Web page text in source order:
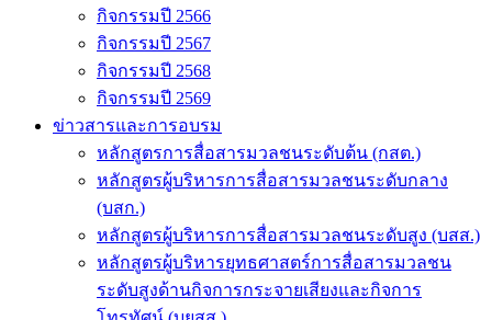
กิจกรรมปี 2566
กิจกรรมปี 2567
กิจกรรมปี 2568
กิจกรรมปี 2569
ข่าวสารและการอบรม
หลักสูตรการสื่อสารมวลชนระดับต้น (กสต.)
หลักสูตรผู้บริหารการสื่อสารมวลชนระดับกลาง
(บสก.)
หลักสูตรผู้บริหารการสื่อสารมวลชนระดับสูง (บสส.)
หลักสูตรผู้บริหารยุทธศาสตร์การสื่อสารมวลชน
ระดับสูงด้านกิจการกระจายเสียงและกิจการ